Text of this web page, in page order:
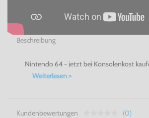
Beschreibung
Nintendo 64 - jetzt bei Konsolenkost
Weiterlesen >
Kundenbewertungen (0)